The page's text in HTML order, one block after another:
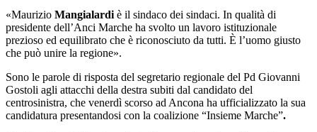
«Maurizio Mangialardi è il sindaco dei sindaci. In qualità di
presidente dell’Anci Marche ha svolto un lavoro istituzionale
prezioso ed equilibrato che è riconosciuto da tutti. È l’uomo giusto
che può unire la regione».
Sono le parole di risposta del segretario regionale del Pd Giovanni
Gostoli agli attacchi della destra subiti dal candidato del
centrosinistra, che venerdì scorso ad Ancona ha ufficializzato la sua
candidatura presentandosi con la coalizione “Insieme Marche”.